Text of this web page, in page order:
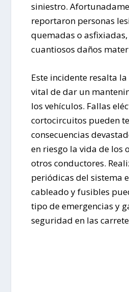
siniestro.
reportaron personas
quemadas o
cuantiosos daños
Este incidente resalta
vital de dar un
los vehículos. Fallas
cortocircuitos pueden
consecuencias
en riesgo la vida de los
otros conductores.
periódicas del sistema
cableado y fusibles
tipo de emergencias y
seguridad en las